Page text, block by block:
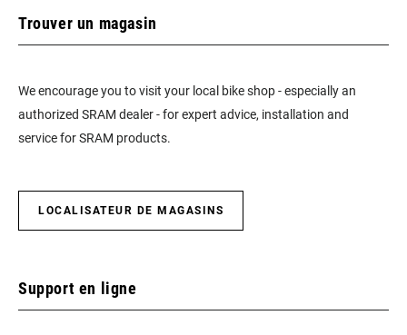
Trouver un magasin
We encourage you to visit your local bike shop - especially an
authorized SRAM dealer - for expert advice, installation and
service for SRAM products.
LOCALISATEUR DE MAGASINS
Support en ligne